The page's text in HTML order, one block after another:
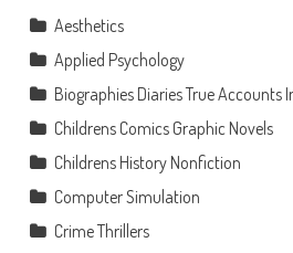
Aesthetics
Applied Psychology
Biographies Diaries True Accounts
Childrens Comics Graphic Novels
Childrens History Nonfiction
Computer Simulation
Crime Thrillers